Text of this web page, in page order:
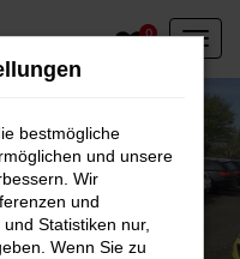
0
bestmögliche
und unsere
Wir
und
Statistiken nur,
Wenn Sie zu